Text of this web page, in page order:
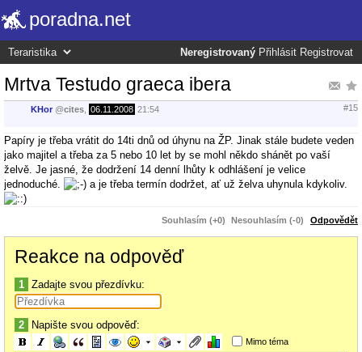
poradna.net
Neregistrovaný Přihlásit Registrovat
Mrtva Testudo graeca ibera
KHor @cites 06.11.2008 21:54 #15
Papíry je třeba vrátit do 14ti dnů od úhynu na ŽP. Jinak stále budete veden
jako majitel a třeba za 5 nebo 10 let by se mohl někdo shánět po vaší
želvě. Je jasné, že dodržení 14 denní lhůty k odhlášení je velice
jednoduché.
a je třeba termín dodržet, ať už želva uhynula kdykoliv.
Souhlasím (+0) Nesouhlasím (-0) Odpovědět
Reakce na odpověď
1 Zadajte svou přezdívku:
2 Napište svou odpověď:
Mimo téma